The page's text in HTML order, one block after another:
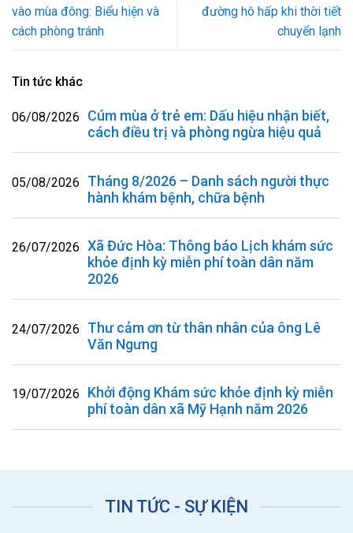
vào mùa đông: Biểu hiện và
cách phòng tránh
đường hô hấp khi thời tiết
chuyển lạnh
Tin tức khác
06/08/2026
Cúm mùa ở trẻ em: Dấu hiệu nhận biết,
cách điều trị và phòng ngừa hiệu quả
05/08/2026
Tháng 8/2026 – Danh sách người thực
hành khám bệnh, chữa bệnh
26/07/2026 Xã Đức Hòa: Thông báo Lịch khám sức
khỏe định kỳ miễn phí toàn dân năm
2026
24/07/2026
Thư cảm ơn từ thân nhân của ông Lê
Văn Ngưng
19/07/2026
Khởi động Khám sức khỏe định kỳ miễn
phí toàn dân xã Mỹ Hạnh năm 2026
TIN TỨC - SỰ KIỆN